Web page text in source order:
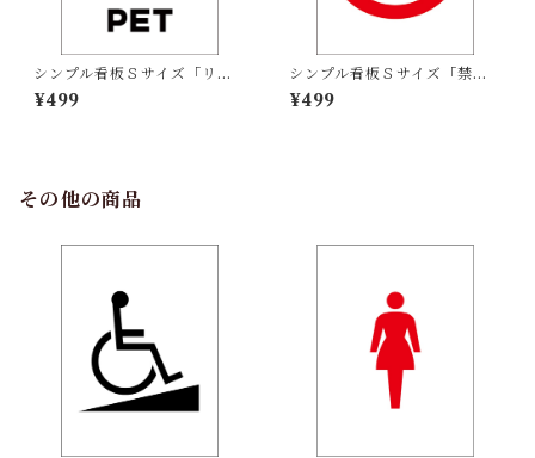
シンプル看板Ｓサイズ「リサ
イクルPETボトル」屋外可
【その他】
¥499
シンプル看板Ｓサイズ「禁止
マーク」屋外可【その他】
¥499
その他の商品